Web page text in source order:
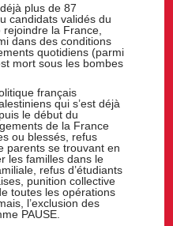
plus de 87
candidats validés du
la France,
dans des conditions
quotidiens (parmi
mort sous les bombes
français
qui s’est déjà
le début du
de la France
ou blessés, refus
parents se trouvant en
les familles dans le
refus d’étudiants
punition collective
toutes les opérations
l’exclusion des
PAUSE.